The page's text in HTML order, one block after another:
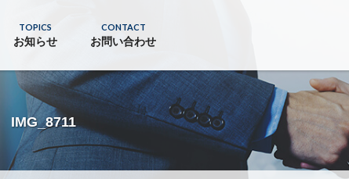
TOPICS
お知らせ
CONTACT
お問い合わせ
IMG_8711